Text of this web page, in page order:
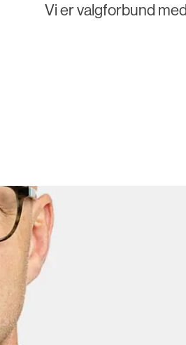
Vi er valgforbund